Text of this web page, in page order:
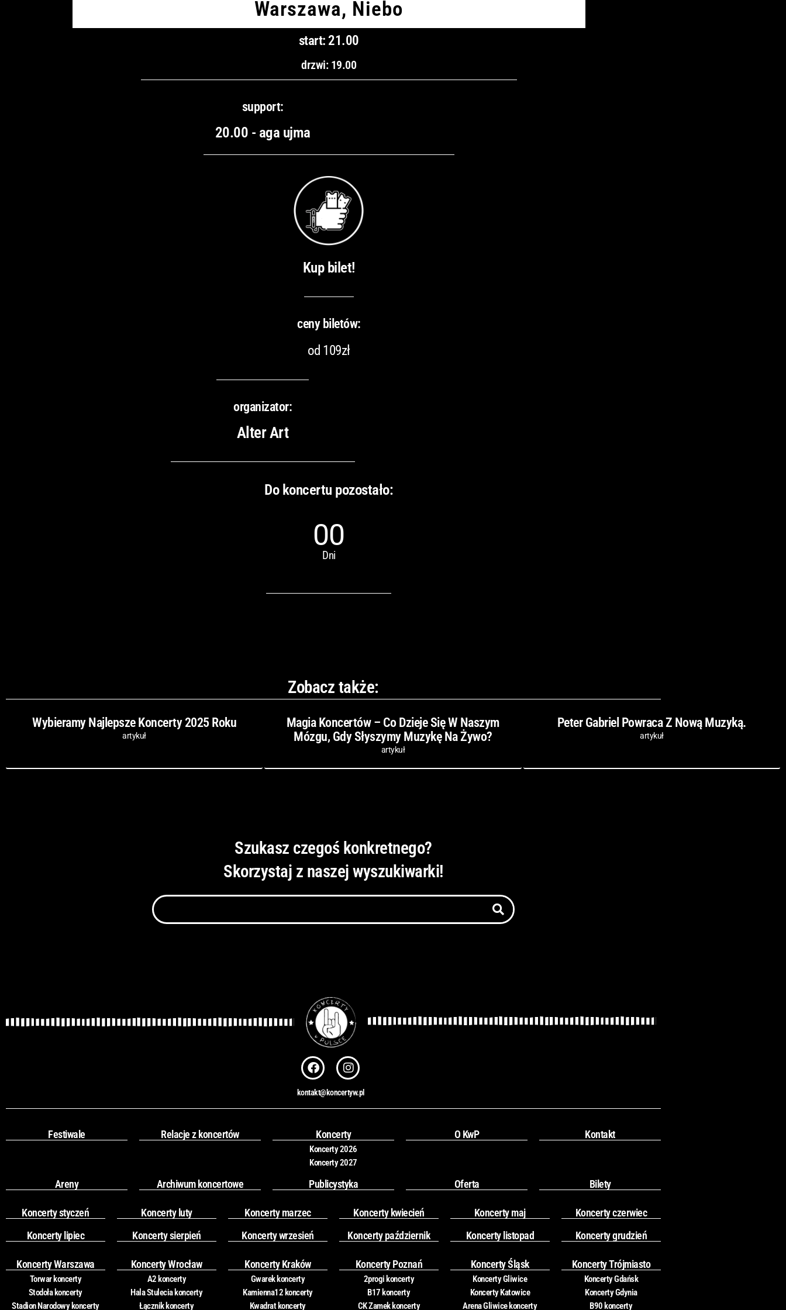
Warszawa, Niebo
start: 21.00
drzwi: 19.00
support:
20.00 - aga ujma
Kup bilet!
ceny biletów:
od 109zł
organizator:
Alter Art
Do koncertu pozostało:
00
Dni
Zobacz także:
Wybieramy Najlepsze Koncerty 2025 Roku
artykuł
Magia Koncertów – Co Dzieje Się W Naszym
Mózgu, Gdy Słyszymy Muzykę Na Żywo?
artykuł
Peter Gabriel Powraca Z Nową Muzyką.
artykuł
Szukasz czegoś konkretnego?
Skorzystaj z naszej wyszukiwarki!
Szukaj
F
a
e
b
o
k
I
n
t
a
r
a
m
kontakt@koncertyw.pl
Festiwale Relacje z koncertów Koncerty
Koncerty 2026
Koncerty 2027
O KwP Kontakt
Areny Archiwum koncertowe Publicystyka Oferta Bilety
Koncerty styczeń Koncerty luty Koncerty marzec Koncerty kwiecień Koncerty maj
Koncerty czerwiec
Koncerty lipiec
Koncerty sierpień Koncerty wrzesień Koncerty październik Koncerty listopad Koncerty grudzień
Koncerty Warszawa
Torwar koncerty
Stodoła koncerty
Stadion Narodowy koncerty
Koncerty Wrocław
A2 koncerty
Hala Stulecia koncerty
Łącznik koncerty
Koncerty Kraków
Gwarek koncerty
Kamienna12 koncerty
Kwadrat koncerty
Koncerty Poznań
2progi koncerty
B17 koncerty
CK Zamek koncerty
Koncerty Śląsk
Koncerty Gliwice
Koncerty Katowice
Arena Gliwice koncerty
Koncerty Trójmiasto
Koncerty Gdańsk
Koncerty Gdynia
B90 koncerty